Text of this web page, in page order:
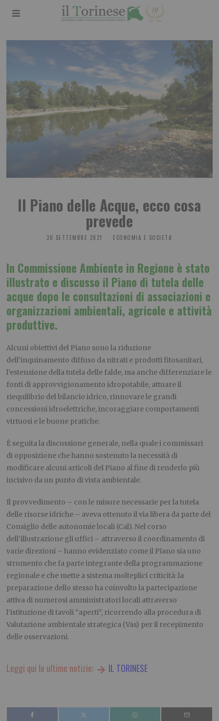
Il Piano delle Acque, ecco cosa
prevede
30 SETTEMBRE 2021 ECONOMIA E SOCIETA'
In Commissione Ambiente in Regione è stato
illustrato e discusso il Piano di tutela delle
acque dopo le consultazioni di associazioni e
organizzazioni ambientali, agricole e attività
produttive.
Alcuni obiettivi del Piano sono la riduzione
dell’inquinamento diffuso da nitrati e prodotti fitosanitari,
l’estensione della tutela delle falde, ma anche differenziare le
fonti di approvvigionamento idropotabile, attuare il
riequilibrio del bilancio idrico, rinnovare le grandi
concessioni idroelettriche, incoraggiare comportamenti
virtuosi e le buone pratiche.
È seguita la discussione generale, nella quale i commissari
di opposizione che hanno sostenuto la necessità di
modificare alcuni articoli del Piano al fine di renderlo più
incisivo da un punto di vista ambientale.
Il provvedimento – con le misure necessarie per la tutela
delle risorse idriche – aveva ottenuto il via libera da parte del
Consiglio delle autonomie locali (Cal). Nel corso
dell’illustrazione gli uffici – attraverso il coordinamento di
varie direzioni – hanno evidenziato come il Piano sia uno
strumento che fa parte integrante della programmazione
regionale e che mette a sistema molteplici criticità: la
preparazione dello stesso ha coinvolto la partecipazione
attiva di numerosi amministratori locali attraverso
l’istituzione di tavoli “aperti”, ricorrendo alla procedura di
Valutazione ambientale strategica (Vas) per il recepimento
delle osservazioni.
Leggi qui le ultime notizie: IL TORINESE